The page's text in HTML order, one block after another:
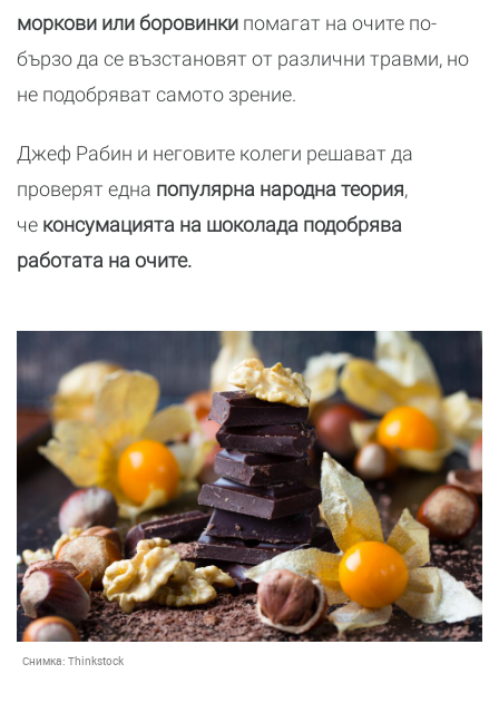
моркови или боровинки помагат на очите по-
бързо да се възстановят от различни травми, но
не подобряват самото зрение.
Джеф Рабин и неговите колеги решават да
проверят една популярна народна теория,
че консумацията на шоколада подобрява
работата на очите.
Снимка: Thinkstock